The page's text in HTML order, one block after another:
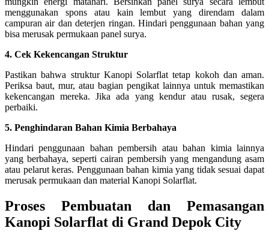
menggunakan spons atau kain lembut yang direndam dalam
campuran air dan deterjen ringan. Hindari penggunaan bahan yang
bisa merusak permukaan panel surya.
4. Cek Kekencangan Struktur
Pastikan bahwa struktur Kanopi Solarflat tetap kokoh dan aman.
Periksa baut, mur, atau bagian pengikat lainnya untuk memastikan
kekencangan mereka. Jika ada yang kendur atau rusak, segera
perbaiki.
5. Penghindaran Bahan Kimia Berbahaya
Hindari penggunaan bahan pembersih atau bahan kimia lainnya
yang berbahaya, seperti cairan pembersih yang mengandung asam
atau pelarut keras. Penggunaan bahan kimia yang tidak sesuai dapat
merusak permukaan dan material Kanopi Solarflat.
Proses Pembuatan dan Pemasangan
Kanopi Solarflat di Grand Depok City